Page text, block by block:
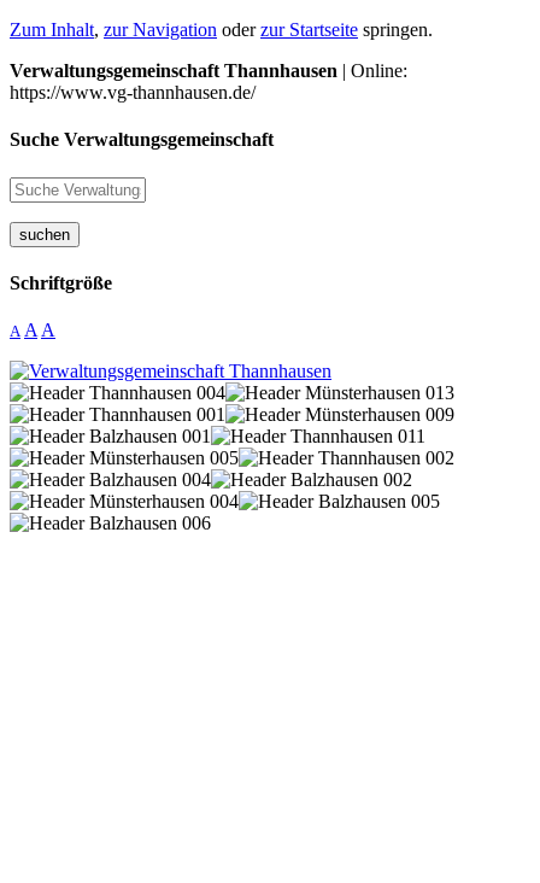
Zum Inhalt, zur Navigation oderzur Startseite springen.
Verwaltungsgemeinschaft Thannhausen | Online:
https://www.vg-thannhausen.de/
Suche Verwaltungsgemeinschaft
suchen
Schriftgröße
A A A